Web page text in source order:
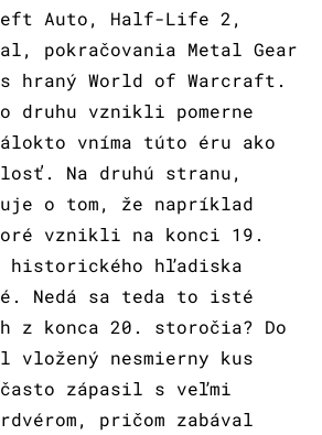
Auto, Half-Life 2,
pokračovania Metal Gear
hraný World of Warcraft.
druhu vznikli pomerne
vníma túto éru ako
Na druhú stranu,
o tom, že napríklad
vznikli na konci 19.
hľadiska
Nedá sa teda to isté
z konca 20. storočia? Do
nesmierny kus
zápasil s veľmi
pričom zabával